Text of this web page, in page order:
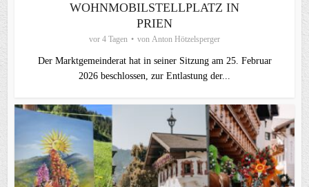
WOHNMOBILSTELLPLATZ IN
PRIEN
vor 4 Tagen von Anton Hötzelsperger
Der Marktgemeinderat hat in seiner Sitzung am 25. Februar
2026 beschlossen, zur Entlastung der...